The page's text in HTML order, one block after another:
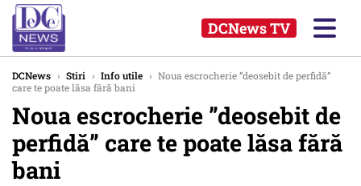
DCNews TV
DCNews › Stiri › Info utile › Noua escrocherie ”deosebit de perfidă”
care te poate lăsa fără bani
Noua escrocherie ”deosebit de
perfidă” care te poate lăsa fără
bani